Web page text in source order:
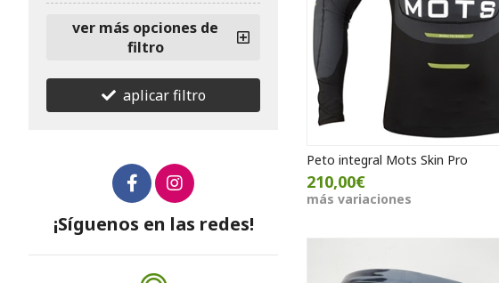
Peto integral Mots Skin Pro
210,00€
más variaciones
ver más opciones de
filtro
aplicar filtro
¡Síguenos en las redes!